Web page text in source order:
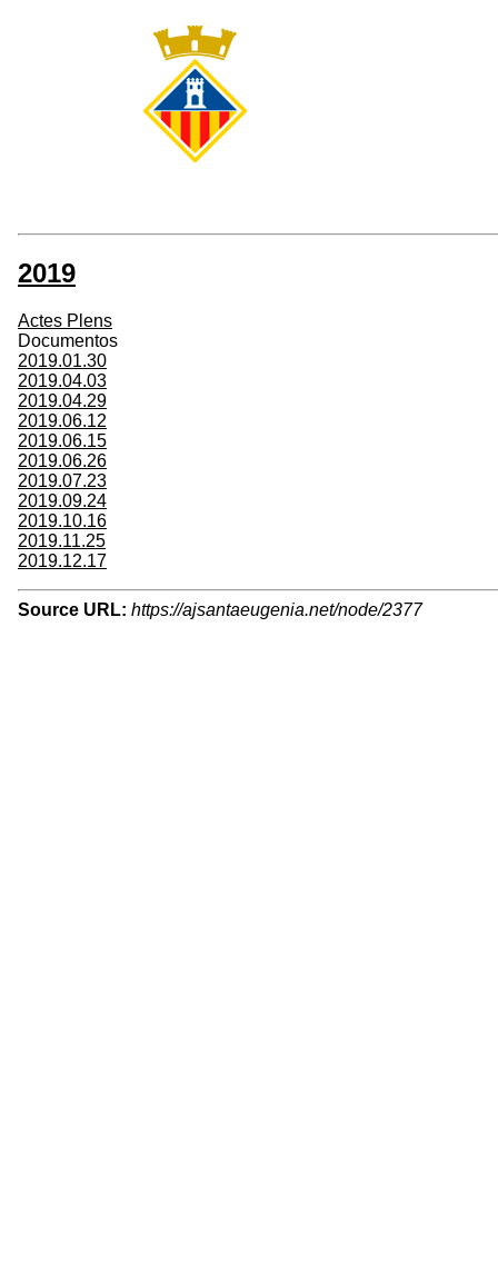
2019
Actes Plens
Documentos
2019.01.30
2019.04.03
2019.04.29
2019.06.12
2019.06.15
2019.06.26
2019.07.23
2019.09.24
2019.10.16
2019.11.25
2019.12.17
Source URL: https://ajsantaeugenia.net/node/2377